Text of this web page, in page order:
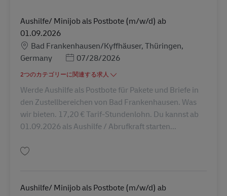
Aushilfe/ Minijob als Postbote (m/w/d) ab
01.09.2026
勤務地
Bad Frankenhausen/Kyffhäuser, Thüringen,
Germany
Posted Date
07/28/2026
2つのカテゴリーに関連する求人
Werde Aushilfe als Postbote für Pakete und Briefe in
den Zustellbereichen von Bad Frankenhausen. Was
wir bieten. 17,20 € Tarif-Stundenlohn. Du kannst ab
01.09.2026 als Aushilfe / Abrufkraft starten...
Aushilfe/ Minijob als Postbote (m/w/d) ab